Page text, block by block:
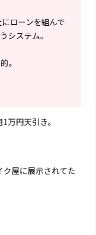
ローンを組んで
システム。
。
万円天引き。
屋に展示されてた